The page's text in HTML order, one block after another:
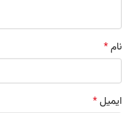
نام*
ایمیل*